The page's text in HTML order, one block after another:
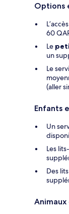
Options
60
Le
un
Le
(aller
Enfants
Un
Les
Des